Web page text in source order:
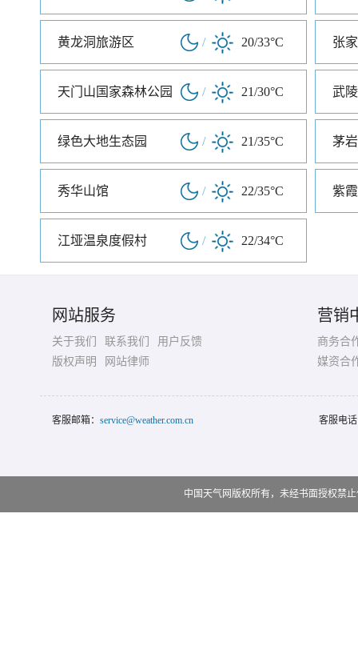
黄龙洞旅游区 / 20/33°C 张
天门山国家森林公园 / 21/30°C 武
绿色大地生态园 / 21/35°C 茅
秀华山馆 / 22/35°C 紫
江垭温泉度假村 / 22/34°C
网站服务
关于我们 联系我们
用户反馈
版权声明
网站律师
营销
商务合
媒资合
客服邮箱： service@weather.com.cn 客服电
中国天气网版权所有，未经书面授权